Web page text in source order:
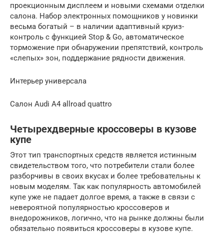
проекционным дисплеем и новыми схемами отделки
салона. Набор электронных помощников у новинки
весьма богатый – в наличии адаптивный круиз-
контроль с функцией Stop & Go, автоматическое
торможение при обнаружении препятствий, контроль
«слепых» зон, поддержание рядности движения.
Интерьер универсала
Салон Audi A4 allroad quattro
Четырехдверные кроссоверы в кузове
купе
Этот тип транспортных средств является истинным
свидетельством того, что потребители стали более
разборчивы в своих вкусах и более требовательны к
новым моделям. Так как популярность автомобилей
купе уже не падает долгое время, а также в связи с
невероятной популярностью кроссоверов и
внедорожников, логично, что на рынке должны были
обязательно появиться кроссоверы в кузове купе.